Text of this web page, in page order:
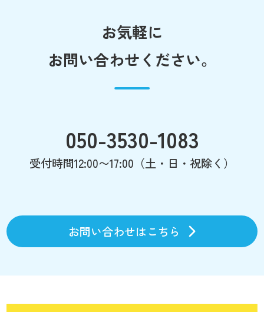
お気軽に
お問い合わせください。
050-3530-1083
受付時間12:00〜17:00（土・日・祝除く）
お問い合わせはこちら